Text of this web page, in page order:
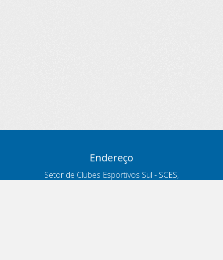
Endereço
Setor de Clubes Esportivos Sul - SCES,